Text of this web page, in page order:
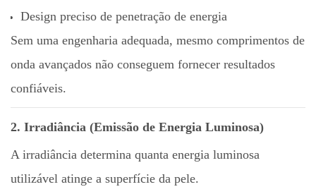
Design preciso de penetração de energia
Sem uma engenharia adequada, mesmo comprimentos de
onda avançados não conseguem fornecer resultados
confiáveis.
2. Irradiância (Emissão de Energia Luminosa)
A irradiância determina quanta energia luminosa
utilizável atinge a superfície da pele.